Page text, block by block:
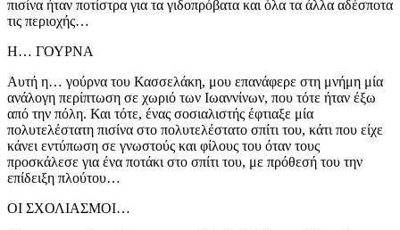
πισίνα ήταν ποτίστρα για τα γιδοπρόβατα και όλα τα άλλα αδέσποτα
τις περιοχής…
Η… ΓΟΥΡΝΑ
Αυτή η… γούρνα του Κασσελάκη, μου επανάφερε στη μνήμη μία
ανάλογη περίπτωση σε χωριό των Ιωαννίνων, που τότε ήταν έξω
από την πόλη. Και τότε, ένας σοσιαλιστής έφτιαξε μία
πολυτελέστατη πισίνα στο πολυτελέστατο σπίτι του, κάτι που είχε
κάνει εντύπωση σε γνωστούς και φίλους του όταν τους
προσκάλεσε για ένα ποτάκι στο σπίτι του, με πρόθεσή του την
επίδειξη πλούτου…
ΟΙ ΣΧΟΛΙΑΣΜΟΙ…